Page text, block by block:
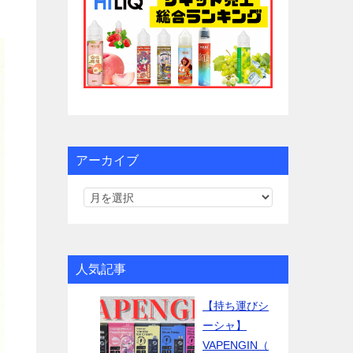
アーカイブ
人気記事
【持ち運びシ
ーシャ】
VAPENGIN（